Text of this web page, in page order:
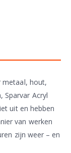
metaal, hout,
Sparvar Acryl
uit en hebben
van werken
zijn weer – en